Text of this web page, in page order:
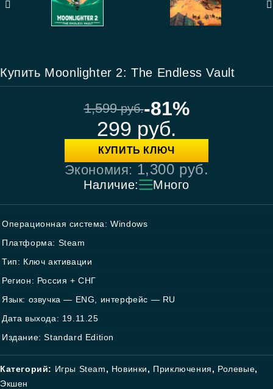
Купить Moonlighter 2: The Endless Vault
1,599руб.-81%
299 руб.
КУПИТЬ КЛЮЧ
Экономия: 1,300 руб.
Наличие: Много
Операционная система: Windows
Платформа: Steam
Тип: Ключ активации
Регион: Россия + СНГ
Язык: озвучка — ENG, интерфейс — RU
Дата выхода: 19.11.25
Издание: Standard Edition
Категорий: Игры Steam, Новинки, Приключения, Ролевые,
Экшен